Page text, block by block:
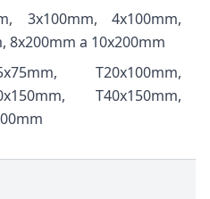
3x100mm, 4x100mm,
8x200mm a 10x200mm
T20x100mm,
T40x150mm,